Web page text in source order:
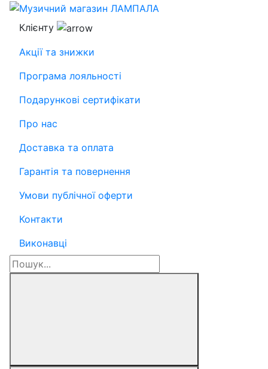
Клієнту
Акції та знижки
Програма лояльності
Подарункові сертифікати
Про нас
Доставка та оплата
Гарантія та повернення
Умови публічної оферти
Контакти
Виконавці